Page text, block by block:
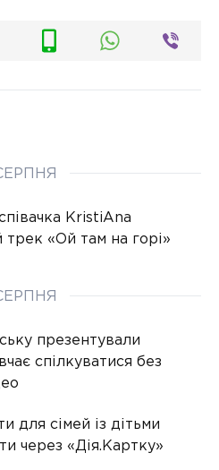
KristiAna
трек «Ой там на горі»
презентували
спілкуватися без
для сімей із дітьми
через «Дія.Картку»